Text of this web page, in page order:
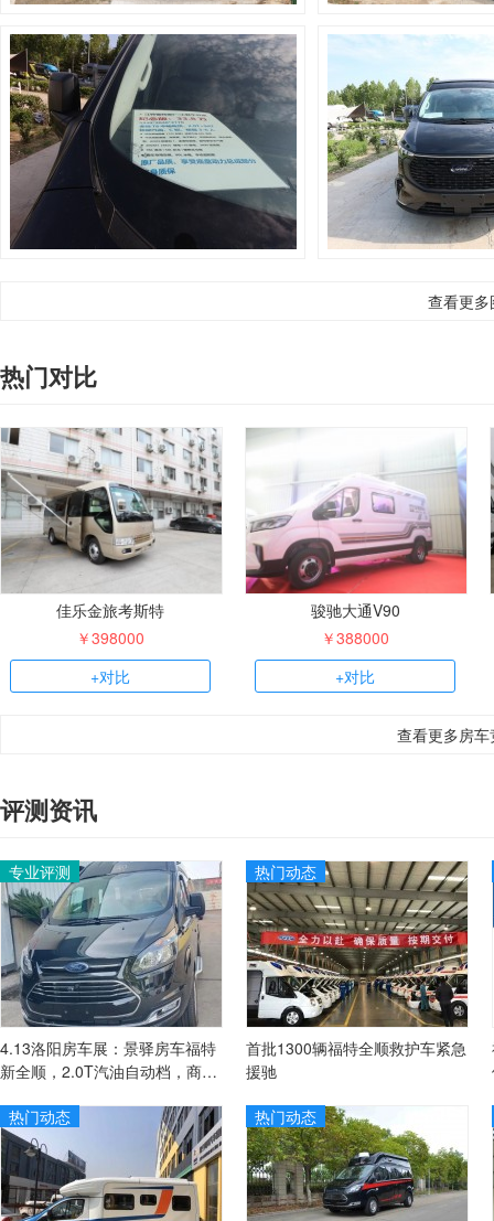
查看更多
热门对比
佳乐金旅考斯特
￥398000
+对比
骏驰大通V90
￥388000
+对比
查看更多房
评测资讯
专业评测
4.13洛阳房车展：景驿房车福特
新全顺，2.0T汽油自动档，商旅
热门动态
首批1300辆福特全顺救护车紧急
援驰
热门动态
热门动态